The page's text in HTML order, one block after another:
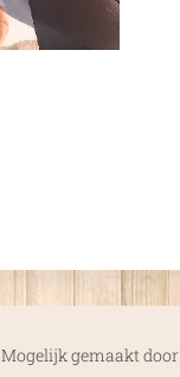
Mogelijk gemaakt door